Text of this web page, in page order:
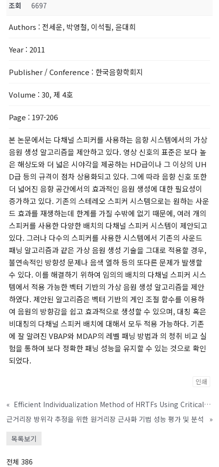
조회
6697
Authors : 전세운, 박영철, 이석필, 윤대희
Year : 2011
Publisher / Conference : 한국음향학회지
Volume : 30, 제 4호
Page : 197-206
본 논문에서는 다채널 스피커를 사용하는 음향 시스템에서의 가상
음원 생성 알고리즘을 제안하고 있다. 영상 신호의 표준은 보다 높
은 해상도와 더 넓은 시야각을 제공하는 HD급이나 그 이상의 UH
D급 등의 규격이 점차 상용화되고 있다. 그에 따라 음향 신호 또한
더 넓어진 음향 공간에서의 효과적인 음원 생성에 대한 필요성이
증가하고 있다. 기존의 스테레오 스피커 시스템으로는 원하는 사운
드 효과를 재생하는데 한계를 가질 수밖에 없기 때문에, 여러 개의
스피커를 사용한 다양한 배치의 다채널 스피커 시스템이 제안되고
있다. 그러나 다수의 스피커를 사용한 시스템에서 기존의 사운드
패닝 알고리즘과 같은 가상 음원 생성 기술을 그대로 적용할 경우,
불연속적인 방향성 문제나 음색 열하 등의 또다른 문제가 발생할
수 있다. 이를 해결하기 위하여 임의의 배치의 다채널 스피커 시스
템에서 적용 가능한 벡터 기반의 가상 음원 생성 알고리즘을 제안
하였다. 제안된 알고리즘은 벡터 기반의 게인 조절 함수를 이용하
여 음원의 방향감을 쉽고 효과적으로 생성할 수 있으며, 대칭 혹은
비대칭의 다채널 스피커 배치에 대해서 모두 적용 가능하다. 기존
에 잘 알려진 VBAP와 MDAP의 레벨 패닝 방법과 의 청취 비교 실
험을 통하여 보다 정확한 패닝 성능을 유지할 수 있는 것으로 확인
되었다.
인쇄
«
Efficient Individualization Method of HRTFs Using Critical-band Based Spectral Cue Control
근거리장 방위각 추정을 위한 원거리장 근사화 기법 성능 평가 및 분석
»
목록보기
전체 386